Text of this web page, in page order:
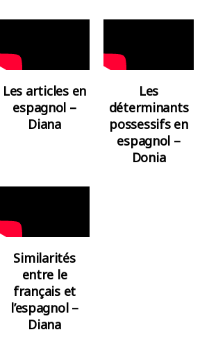
Les articles en
espagnol –
Diana
Les
déterminants
possessifs en
espagnol –
Donia
Similarités
entre le
français et
l’espagnol –
Diana